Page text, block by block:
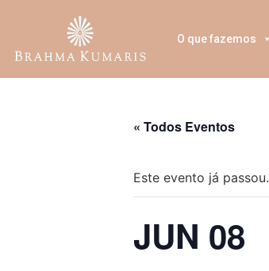
O que fazemos
« Todos Eventos
Este evento já passou.
JUN 08